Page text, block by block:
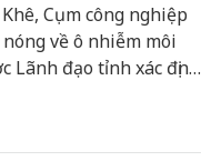
Cụm công nghiệp
về ô nhiễm môi
đạo tỉnh xác định